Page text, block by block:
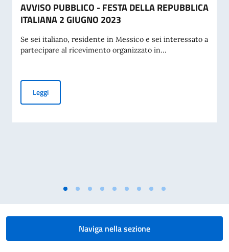
AVVISO PUBBLICO - FESTA DELLA REPUBBLICA
ITALIANA 2 GIUGNO 2023
Se sei italiano, residente in Messico e sei interessato a
partecipare al ricevimento organizzato in...
LeggiAVVISO PUBBLICO - FESTA DELLA REPUBBLICA ITALIANA
Naviga nella sezione